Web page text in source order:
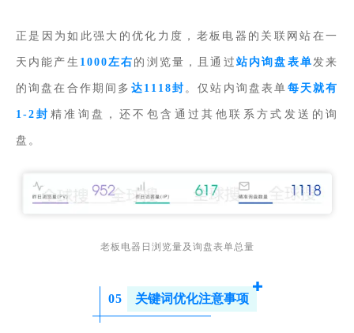
正是因为如此强大的优化力度，老板电器的关联网站在一
天内能产生 1000左右 的浏览量，且通过 站内询盘表单 发来
的询盘在合作期间多 达1118封 。仅站内询盘表单 每天就有
1-2封 精准询盘，还不包含通过其他联系方式发送的询
盘。
老板电器日浏览量及询盘表单总量
05 关键词优化注意事项